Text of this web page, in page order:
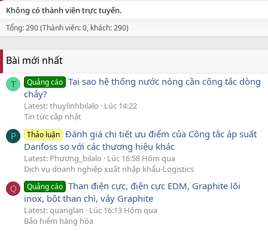
Không có thành viên trực tuyến.
Tổng: 290 (Thành viên: 0, khách: 290)
Bài mới nhất
T Quảng cáo Tại sao hệ thống nước nóng cần công tắc dòng
chảy?
Latest: thuylinhbilalo
Lúc 14:22
Tin tức cập nhật
P Thảo luận Đánh giá chi tiết ưu điểm của Công tắc áp suất
Danfoss so với các thương hiệu khác
Latest: Phương_bilalo
Lúc 16:58 Hôm qua
Dịch vụ doanh nghiệp xuất nhập khẩu-Logistics
Q Quảng cáo Than điện cực, điện cực EDM, Graphite lõi
inox, bột than chì, vảy Graphite
Latest: quanglan
Lúc 16:13 Hôm qua
Bảo hiểm hàng hóa